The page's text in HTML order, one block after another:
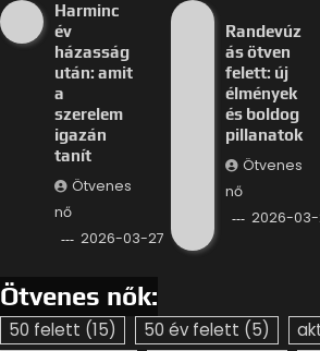
Harminc
év
házasság
után: amit
a
szerelem
igazán
tanít
Ötvenes
nő
2026-03-27
Randevúz
ás ötven
felett: új
élmények
és boldog
pillanatok
Ötvenes
nő
2026-
Ötvenes nők:
50 felett (15) 50 év felett (5)